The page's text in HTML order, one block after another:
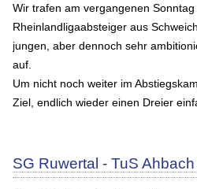
Wir trafen am vergangenen Sonntag
Rheinlandligaabsteiger aus
jungen, aber dennoch sehr
auf.
Um nicht noch weiter im
Ziel, endlich wieder einen Dreier
SG Ruwertal - TuS